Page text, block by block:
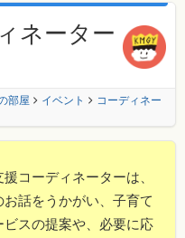
ネーター
部屋 イベント
コーディネー
コーディネーターは、
お話をうかがい、子育て
ビスの提案や、必要に応